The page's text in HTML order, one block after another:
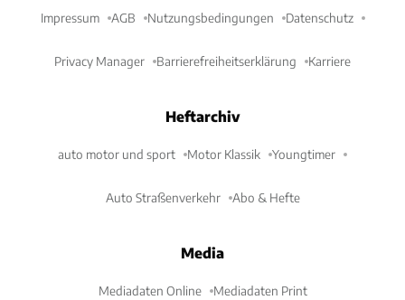
Impressum AGB Nutzungsbedingungen Datenschutz
Privacy Manager Barrierefreiheitserklärung Karriere
Heftarchiv
auto motor und sport Motor Klassik Youngtimer
Auto Straßenverkehr Abo & Hefte
Media
Mediadaten Online Mediadaten Print